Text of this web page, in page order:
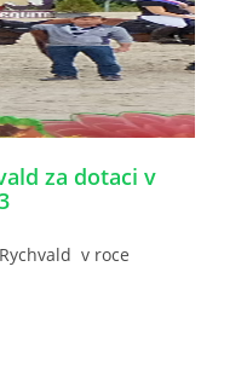
za dotaci v
v roce